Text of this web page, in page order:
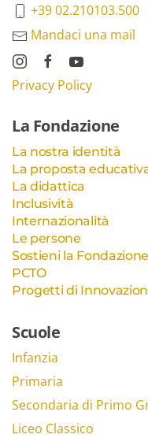
+39 02.210103.500
Mandaci una mail
Privacy Policy
La Fondazione
La nostra identità
La proposta
La didattica
Inclusività
Internazionalità
Le persone
Sostieni la Fondazione
PCTO
Progetti di
Scuole
Infanzia
Primaria
Secondaria di Primo
Liceo Classico